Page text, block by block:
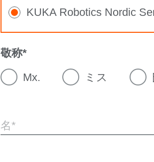
KUKA Robotics Nordic
敬称
Mx.
ミス
名